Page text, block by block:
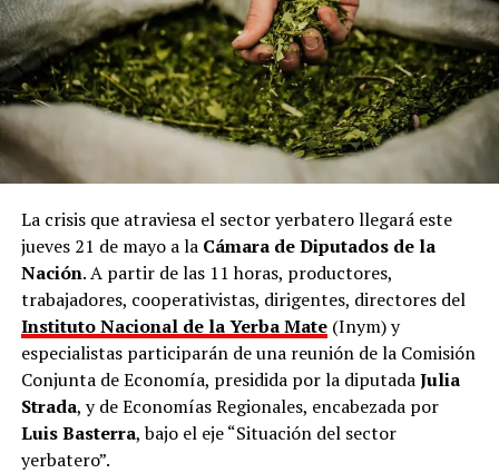
La crisis que atraviesa el sector yerbatero llegará este
jueves 21 de mayo a la Cámara de Diputados de la
Nación. A partir de las 11 horas, productores,
trabajadores, cooperativistas, dirigentes, directores del
Instituto Nacional de la Yerba Mate(Inym) y
especialistas participarán de una reunión de la Comisión
Conjunta de Economía, presidida por la diputadaJulia
Strada, y de Economías Regionales, encabezada por
Luis Basterra, bajo el eje “Situación del sector
yerbatero”.